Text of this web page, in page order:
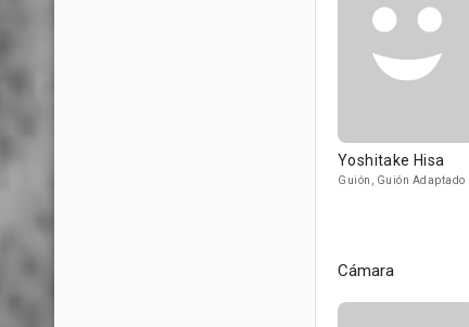
Yoshitake Hisa
Guión, Guión Adaptado
Cámara